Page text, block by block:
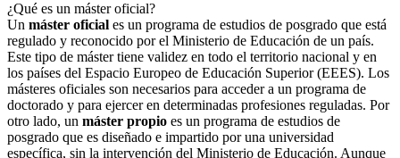
¿Qué es un máster oficial?
Un máster oficial es un programa de estudios de posgrado que está
regulado y reconocido por el Ministerio de Educación de un país.
Este tipo de máster tiene validez en todo el territorio nacional y en
los países del Espacio Europeo de Educación Superior (EEES). Los
másteres oficiales son necesarios para acceder a un programa de
doctorado y para ejercer en determinadas profesiones reguladas. Por
otro lado, un máster propio es un programa de estudios de
posgrado que es diseñado e impartido por una universidad
específica, sin la intervención del Ministerio de Educación. Aunque